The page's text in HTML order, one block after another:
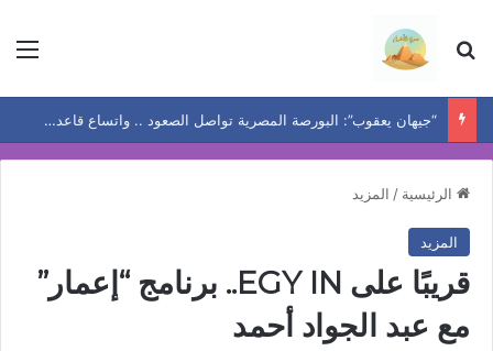
بحث عن
“جيهان يعقوب”: البورصة المصرية تواصل الصعود .. واتساع قاعدة المكاسب يعيد رسم خريطة الفرص
الرئيسية / المزيد
المزيد
قريبًا على EGY IN.. برنامج “إعمار”
مع عبد الجواد أحمد